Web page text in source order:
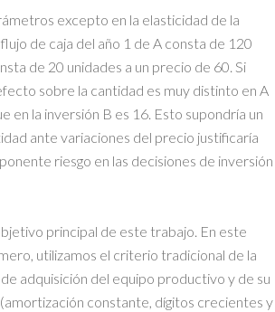
excepto en la elasticidad de la
de caja del año 1 de A consta de 120
de 20 unidades a un precio de 60. Si
sobre la cantidad es muy distinto en A
en la inversión B es 16. Esto supondría un
ante variaciones del precio justificaría
riesgo en las decisiones de inversión
principal de este trabajo. En este
utilizamos el criterio tradicional de la
adquisición del equipo productivo y de su
constante, dígitos crecientes y